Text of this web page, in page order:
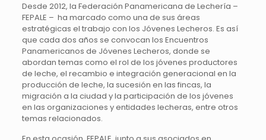
Desde 2012, la Federación Panamericana de Lechería –
FEPALE – ha marcado como una de sus áreas
estratégicas el trabajo con los Jóvenes Lecheros. Es así
que cada dos años se convocan los Encuentros
Panamericanos de Jóvenes Lecheros, donde se
abordan temas como el rol de los jóvenes productores
de leche, el recambio e integración generacional en la
producción de leche, la sucesión en las fincas, la
migración a la ciudad y la participación de los jóvenes
en las organizaciones y entidades lecheras, entre otros
temas relacionados.